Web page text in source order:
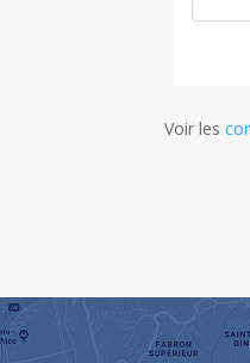
Voir les